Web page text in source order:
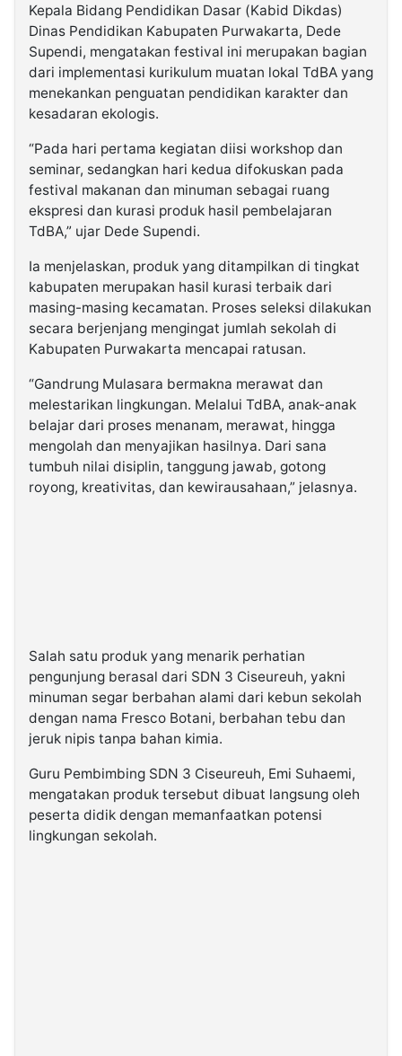
Kepala Bidang Pendidikan Dasar (Kabid Dikdas)
Dinas Pendidikan Kabupaten Purwakarta, Dede
Supendi, mengatakan festival ini merupakan bagian
dari implementasi kurikulum muatan lokal TdBA yang
menekankan penguatan pendidikan karakter dan
kesadaran ekologis.
“Pada hari pertama kegiatan diisi workshop dan
seminar, sedangkan hari kedua difokuskan pada
festival makanan dan minuman sebagai ruang
ekspresi dan kurasi produk hasil pembelajaran
TdBA,” ujar Dede Supendi.
Ia menjelaskan, produk yang ditampilkan di tingkat
kabupaten merupakan hasil kurasi terbaik dari
masing-masing kecamatan. Proses seleksi dilakukan
secara berjenjang mengingat jumlah sekolah di
Kabupaten Purwakarta mencapai ratusan.
“Gandrung Mulasara bermakna merawat dan
melestarikan lingkungan. Melalui TdBA, anak-anak
belajar dari proses menanam, merawat, hingga
mengolah dan menyajikan hasilnya. Dari sana
tumbuh nilai disiplin, tanggung jawab, gotong
royong, kreativitas, dan kewirausahaan,” jelasnya.
Salah satu produk yang menarik perhatian
pengunjung berasal dari SDN 3 Ciseureuh, yakni
minuman segar berbahan alami dari kebun sekolah
dengan nama Fresco Botani, berbahan tebu dan
jeruk nipis tanpa bahan kimia.
Guru Pembimbing SDN 3 Ciseureuh, Emi Suhaemi,
mengatakan produk tersebut dibuat langsung oleh
peserta didik dengan memanfaatkan potensi
lingkungan sekolah.